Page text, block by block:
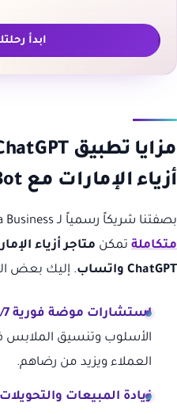
ابدأ
أزياء الإمارات مع LetsBot
بصفتنا شريكاً رسمياً لـ Meta Business، تقدم LetsBot
متكاملة تمكن متاجر أزياء
ChatGPT واتساب
. إليك بعض
استشارات موضة فورية 24/7:
الأسلوب وتنسيق
العملاء ويزيد من رضاهم.
زيادة المبيعات